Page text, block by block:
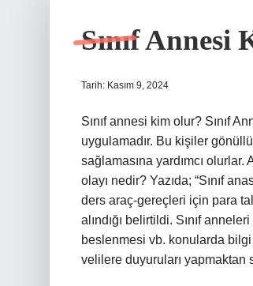
Sınıf Annesi
Tarih: Kasım 9, 2024
Sınıf annesi kim olur? Sınıf
uygulamadır. Bu kişiler
sağlamasına yardımcı
olayı nedir? Yazıda; “Sınıf
ders araç-gereçleri için para
alındığı belirtildi. Sınıf
beslenmesi vb. konularda bilgi
velilere duyuruları yapmaktan